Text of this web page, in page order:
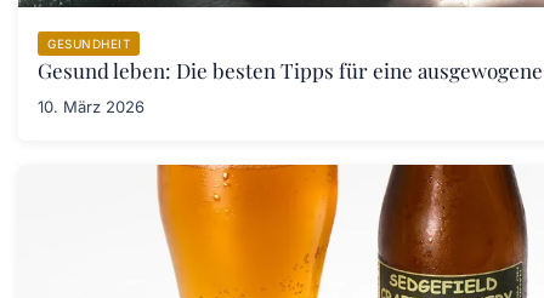
GESUNDHEIT
Gesund leben: Die besten Tipps für eine
10. März 2026